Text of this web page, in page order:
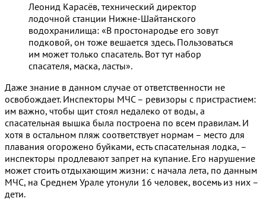
Леонид Карасёв, технический директор
лодочной станции Нижне-Шайтанского
водохранилища: «В простонародье его зовут
подковой, он тоже вешается здесь. Пользоваться
им может только спасатель. Вот тут набор
спасателя, маска, ласты».
Даже знание в данном случае от ответственности не
освобождает. Инспекторы МЧС – ревизоры с пристрастием:
им важно, чтобы щит стоял недалеко от воды, а
спасательная вышка была построена по всем правилам. И
хотя в остальном пляж соответствует нормам – место для
плавания огорожено буйками, есть спасательная лодка, –
инспекторы продлевают запрет на купание. Его нарушение
может стоить отдыхающим жизни: с начала лета, по данным
МЧС, на Среднем Урале утонули 16 человек, восемь из них –
дети.